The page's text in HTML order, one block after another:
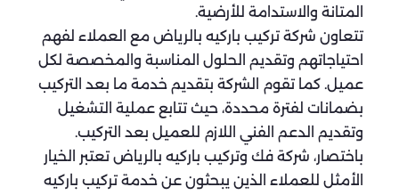
المتانة والاستدامة للأرضية.
تتعاون شركة تركيب باركيه بالرياض مع العملاء لفهم
احتياجاتهم وتقديم الحلول المناسبة والمخصصة لكل
عميل. كما تقوم الشركة بتقديم خدمة ما بعد التركيب
بضمانات لفترة محددة، حيث تتابع عملية التشغيل
وتقديم الدعم الفني اللازم للعميل بعد التركيب.
باختصار، شركة فك وتركيب باركيه بالرياض تعتبر الخيار
الأمثل للعملاء الذين يبحثون عن خدمة تركيب باركيه